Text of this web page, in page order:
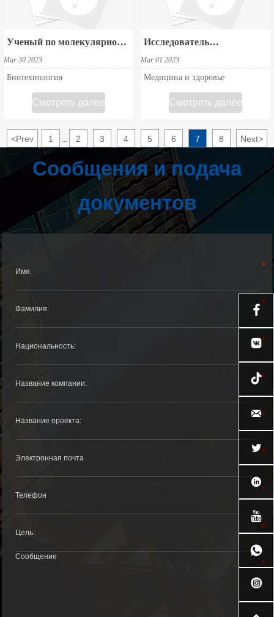
Ученый по молекулярной
селекции
Mar 30 2023
Биотехнология
Смотреть далее
Исследователь
биоинформатики
Mar 01 2023
Медицина и здоровье
Смотреть далее
<Prev 1 2 3 4 5 6 7 8 Next>
Сообщения и подача
документов






